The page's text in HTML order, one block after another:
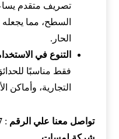
تصريف متقدم
السطح، مما يجعله
الحار.
التنوع في
فقط مناسبًا
التجارية، وأماكن
تواصل معنا علي الرقم :